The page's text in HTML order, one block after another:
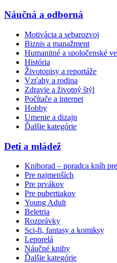
Náučná a odborná
Motivácia a sebarozvoj
Biznis a manažment
Humanitné a spoločenské
História
Životopisy a reportáže
Vzťahy a rodina
Zdravie a životný štýl
Počítače a internet
Hobby
Umenie a dizajn
Ďalšie kategórie
Deti a mládež
Knihorad – poradca kníh
Pre najmenších
Pre prvákov
Pre pubertiakov
Young Adult
Beletria
Rozprávky
Sci-fi, fantasy a komiksy
Leporelá
Náučné knihy
Ďalšie kategórie